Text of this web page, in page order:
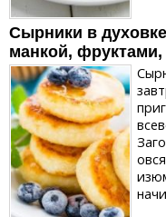
Сырники в
манкой,